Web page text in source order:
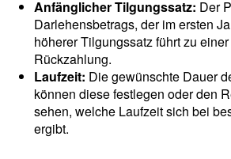
Anfänglicher Tilgungssatz: Der
Darlehensbetrags, der im ersten
höherer Tilgungssatz führt zu
Rückzahlung.
Laufzeit: Die gewünschte Dauer
können diese festlegen oder den
sehen, welche Laufzeit sich bei
ergibt.